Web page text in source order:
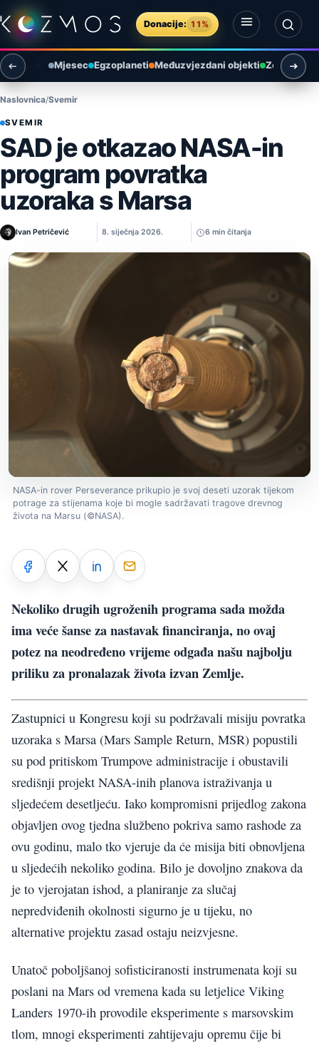
Preskoči na sadržaj
Donacije: 11%
Otvori izbornik
Otvori pretragu
Mjesec Egzoplaneti Međuzvjezdani objekti Zemlja i
Naslovnica Svemir
SVEMIR
SAD je otkazao NASA-in
program povratka
uzoraka s Marsa
Ivan Petričević 8. siječnja 2026. 6 min čitanja
NASA-in rover Perseverance prikupio je svoj deseti uzorak tijekom
potrage za stijenama koje bi mogle sadržavati tragove drevnog
života na Marsu (©NASA).
Nekoliko drugih ugroženih programa sada možda
ima veće šanse za nastavak financiranja, no ovaj
potez na neodređeno vrijeme odgađa našu najbolju
priliku za pronalazak života izvan Zemlje.
Zastupnici u Kongresu koji su podržavali misiju povratka
uzoraka s Marsa (Mars Sample Return, MSR) popustili
su pod pritiskom Trumpove administracije i obustavili
središnji projekt NASA-inih planova istraživanja u
sljedećem desetljeću. Iako kompromisni prijedlog zakona
objavljen ovog tjedna službeno pokriva samo rashode za
ovu godinu, malo tko vjeruje da će misija biti obnovljena
u sljedećih nekoliko godina. Bilo je dovoljno znakova da
je to vjerojatan ishod, a planiranje za slučaj
nepredviđenih okolnosti sigurno je u tijeku, no
alternative projektu zasad ostaju neizvjesne.
Unatoč poboljšanoj sofisticiranosti instrumenata koji su
poslani na Mars od vremena kada su letjelice Viking
Landers 1970-ih provodile eksperimente s marsovskim
tlom, mnogi eksperimenti zahtijevaju opremu čije bi